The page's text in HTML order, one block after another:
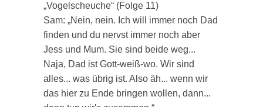
„Vogelscheuche“ (Folge 11)
Sam: „Nein, nein. Ich will immer noch Dad
finden und du nervst immer noch aber
Jess und Mum. Sie sind beide weg...
Naja, Dad ist Gott-weiß-wo. Wir sind
alles... was übrig ist. Also äh... wenn wir
das hier zu Ende bringen wollen, dann...